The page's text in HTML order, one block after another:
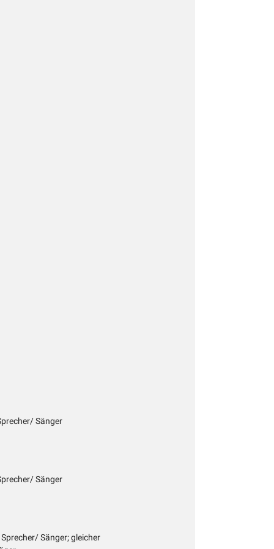
Sänger
Sänger
Sänger; gleicher